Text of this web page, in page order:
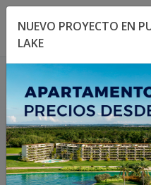
Toggle navigation menu
NUEVO PROYECTO EN
LAKE